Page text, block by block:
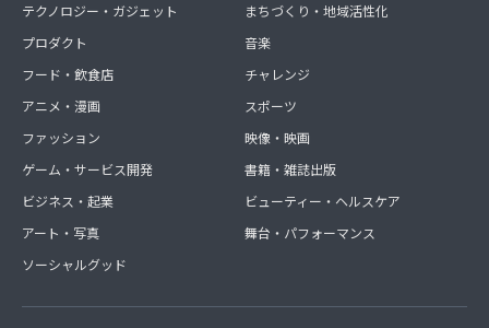
テクノロジー・ガジェット
プロダクト
フード・飲食店
アニメ・漫画
ファッション
ゲーム・サービス開発
ビジネス・起業
アート・写真
ソーシャルグッド
まちづくり・地域活性化
音楽
チャレンジ
スポーツ
映像・映画
書籍・雑誌出版
ビューティー・ヘルスケア
舞台・パフォーマンス